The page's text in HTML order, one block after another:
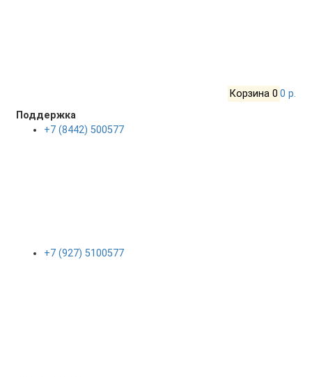
Корзина 0 0 р.
Поддержка
+7 (8442) 500577
+7 (927) 5100577